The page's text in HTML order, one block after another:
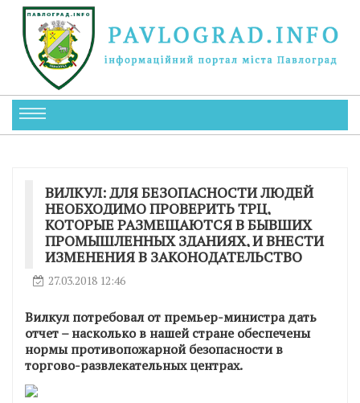
ВИЛКУЛ: ДЛЯ БЕЗОПАСНОСТИ ЛЮДЕЙ
НЕОБХОДИМО ПРОВЕРИТЬ ТРЦ,
КОТОРЫЕ РАЗМЕЩАЮТСЯ В БЫВШИХ
ПРОМЫШЛЕННЫХ ЗДАНИЯХ, И ВНЕСТИ
ИЗМЕНЕНИЯ В ЗАКОНОДАТЕЛЬСТВО
27.03.2018 12:46
Вилкул потребовал от премьер-министра дать
отчет – насколько в нашей стране обеспечены
нормы противопожарной безопасности в
торгово-развлекательных центрах.